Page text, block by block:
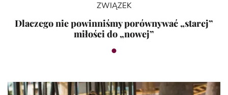
ZWIĄZEK
Dlaczego nie powinniśmy porównywać „starej”
miłości do „nowej”